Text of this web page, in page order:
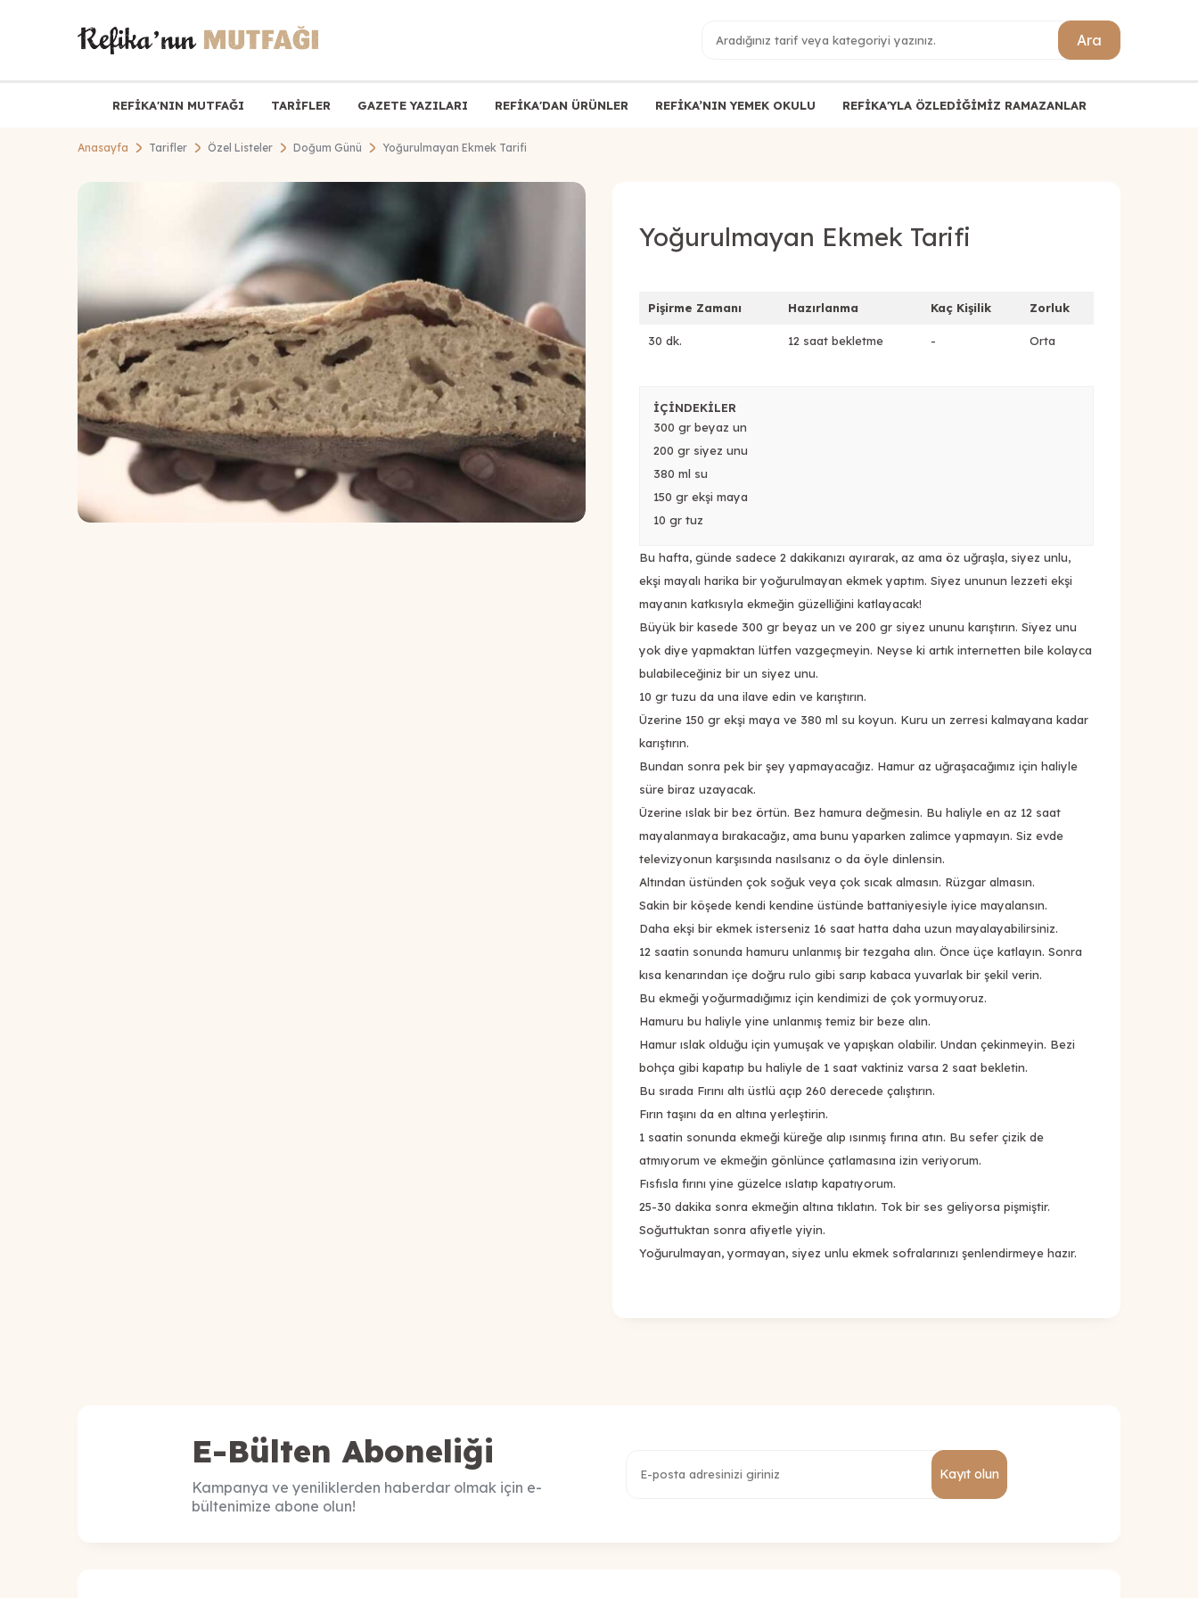
Ara
REFİKA'NIN MUTFAĞI TARİFLER GAZETE YAZILARI REFİKA'DAN ÜRÜNLER REFİKA’NIN YEMEK OKULU REFİKA'YLA ÖZLEDİĞİMİZ RAMAZANLAR
Anasayfa Tarifler Özel Listeler Doğum Günü Yoğurulmayan Ekmek Tarifi
Yoğurulmayan Ekmek Tarifi
Pişirme Zamanı Hazırlanma Kaç Kişilik Zorluk
30 dk. 12 saat bekletme - Orta
İÇİNDEKİLER
300 gr beyaz un
200 gr siyez unu
380 ml su
150 gr ekşi maya
10 gr tuz
Bu hafta, günde sadece 2 dakikanızı ayırarak, az ama öz uğraşla, siyez unlu,
ekşi mayalı harika bir yoğurulmayan ekmek yaptım. Siyez ununun lezzeti ekşi
mayanın katkısıyla ekmeğin güzelliğini katlayacak!
Büyük bir kasede 300 gr beyaz un ve 200 gr siyez ununu karıştırın. Siyez unu
yok diye yapmaktan lütfen vazgeçmeyin. Neyse ki artık internetten bile kolayca
bulabileceğiniz bir un siyez unu.
10 gr tuzu da una ilave edin ve karıştırın.
Üzerine 150 gr ekşi maya ve 380 ml su koyun. Kuru un zerresi kalmayana kadar
karıştırın.
Bundan sonra pek bir şey yapmayacağız. Hamur az uğraşacağımız için haliyle
süre biraz uzayacak.
Üzerine ıslak bir bez örtün. Bez hamura değmesin. Bu haliyle en az 12 saat
mayalanmaya bırakacağız, ama bunu yaparken zalimce yapmayın. Siz evde
televizyonun karşısında nasılsanız o da öyle dinlensin.
Altından üstünden çok soğuk veya çok sıcak almasın. Rüzgar almasın.
Sakin bir köşede kendi kendine üstünde battaniyesiyle iyice mayalansın.
Daha ekşi bir ekmek isterseniz 16 saat hatta daha uzun mayalayabilirsiniz.
12 saatin sonunda hamuru unlanmış bir tezgaha alın. Önce üçe katlayın. Sonra
kısa kenarından içe doğru rulo gibi sarıp kabaca yuvarlak bir şekil verin.
Bu ekmeği yoğurmadığımız için kendimizi de çok yormuyoruz.
Hamuru bu haliyle yine unlanmış temiz bir beze alın.
Hamur ıslak olduğu için yumuşak ve yapışkan olabilir. Undan çekinmeyin. Bezi
bohça gibi kapatıp bu haliyle de 1 saat vaktiniz varsa 2 saat bekletin.
Bu sırada Fırını altı üstlü açıp 260 derecede çalıştırın.
Fırın taşını da en altına yerleştirin.
1 saatin sonunda ekmeği küreğe alıp ısınmış fırına atın. Bu sefer çizik de
atmıyorum ve ekmeğin gönlünce çatlamasına izin veriyorum.
Fısfısla fırını yine güzelce ıslatıp kapatıyorum.
25-30 dakika sonra ekmeğin altına tıklatın. Tok bir ses geliyorsa pişmiştir.
Soğuttuktan sonra afiyetle yiyin.
Yoğurulmayan, yormayan, siyez unlu ekmek sofralarınızı şenlendirmeye hazır.
E-Bülten Aboneliği
Kampanya ve yeniliklerden haberdar olmak için e-
bültenimize abone olun!
Kayıt olun